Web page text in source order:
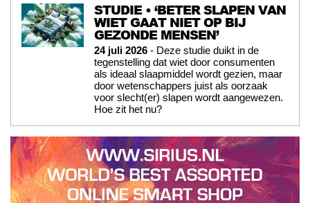
STUDIE • ‘BETER SLAPEN VAN
WIET GAAT NIET OP BIJ
GEZONDE MENSEN’
24 juli 2026 - Deze studie duikt in de
tegenstelling dat wiet door consumenten
als ideaal slaapmiddel wordt gezien, maar
door wetenschappers juist als oorzaak
voor slecht(er) slapen wordt aangewezen.
Hoe zit het nu?